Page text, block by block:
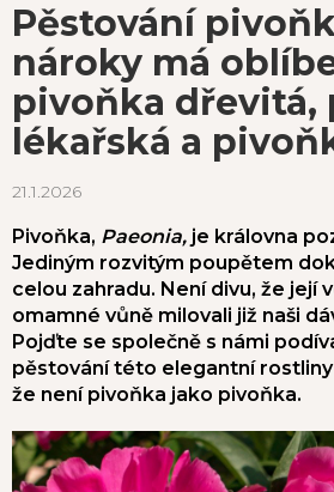
Pěstování
nároky má
pivoňka dřevitá,
lékařská a
21.1.2026
Pivoňka, Paeonia, je královna
Jediným rozvitým poupětem
celou zahradu. Není divu, že její
omamné vůně milovali již naši
Pojďte se společně s námi
pěstování této elegantní
že není pivoňka jako pivoňka.